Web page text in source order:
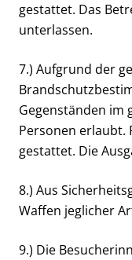
gestattet. Das
unterlassen.
7.) Aufgrund der
Gegenständen im
Personen erlaubt.
gestattet. Die
8.) Aus
Waffen jeglicher
9.) Die